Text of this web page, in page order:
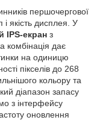
першочергової
якість дисплея. У
IPS-екран з
комбінація дає
на одиницю
пікселів до 268
кольору та
діапазон запасу
з інтерфейсу
оновлення